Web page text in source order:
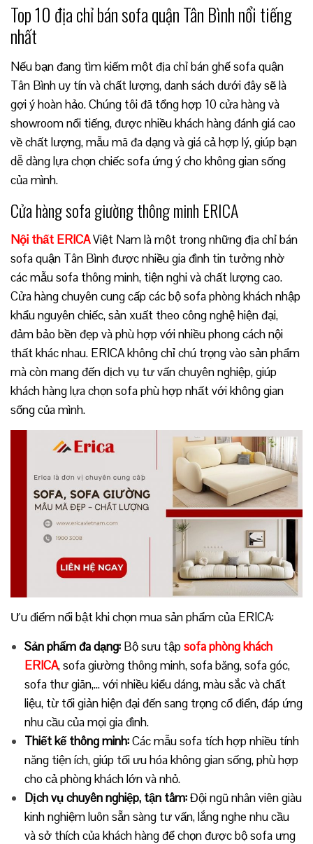
Top 10 địa chỉ bán sofa quận Tân Bình nổi tiếng
nhất
Nếu bạn đang tìm kiếm một địa chỉ bán ghế sofa quận
Tân Bình uy tín và chất lượng, danh sách dưới đây sẽ là
gợi ý hoàn hảo. Chúng tôi đã tổng hợp 10 cửa hàng và
showroom nổi tiếng, được nhiều khách hàng đánh giá cao
về chất lượng, mẫu mã đa dạng và giá cả hợp lý, giúp bạn
dễ dàng lựa chọn chiếc sofa ứng ý cho không gian sống
của mình.
Cửa hàng sofa giường thông minh ERICA
Nội thất ERICAViệt Nam là một trong những địa chỉ bán
sofa quận Tân Bình được nhiều gia đình tin tưởng nhờ
các mẫu sofa thông minh, tiện nghi và chất lượng cao.
Cửa hàng chuyên cung cấp các bộ sofa phòng khách nhập
khẩu nguyên chiếc, sản xuất theo công nghệ hiện đại,
đảm bảo bền đẹp và phù hợp với nhiều phong cách nội
thất khác nhau. ERICA không chỉ chú trọng vào sản phẩm
mà còn mang đến dịch vụ tư vấn chuyên nghiệp, giúp
khách hàng lựa chọn sofa phù hợp nhất với không gian
sống của mình.
Ưu điểm nổi bật khi chọn mua sản phẩm của ERICA:
Sản phẩm đa dạng: Bộ sưu tậpsofa phòng khách
ERICA, sofa giường thông minh, sofa băng, sofa góc,
sofa thư giãn,… với nhiều kiểu dáng, màu sắc và chất
liệu, từ tối giản hiện đại đến sang trọng cổ điển, đáp ứng
nhu cầu của mọi gia đình.
Thiết kế thông minh:Các mẫu sofa tích hợp nhiều tính
năng tiện ích, giúp tối ưu hóa không gian sống, phù hợp
cho cả phòng khách lớn và nhỏ.
Dịch vụ chuyên nghiệp, tận tâm:Đội ngũ nhân viên giàu
kinh nghiệm luôn sẵn sàng tư vấn, lắng nghe nhu cầu
và sở thích của khách hàng để chọn được bộ sofa ưng